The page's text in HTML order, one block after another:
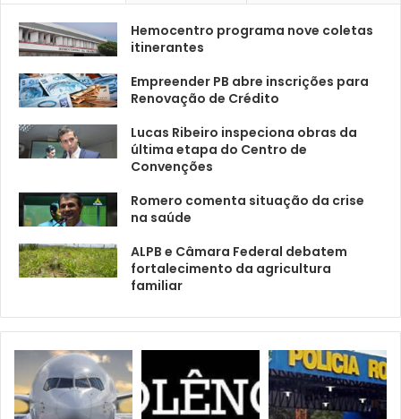
Hemocentro programa nove coletas
itinerantes
Empreender PB abre inscrições para
Renovação de Crédito
Lucas Ribeiro inspeciona obras da
última etapa do Centro de
Convenções
Romero comenta situação da crise
na saúde
ALPB e Câmara Federal debatem
fortalecimento da agricultura
familiar